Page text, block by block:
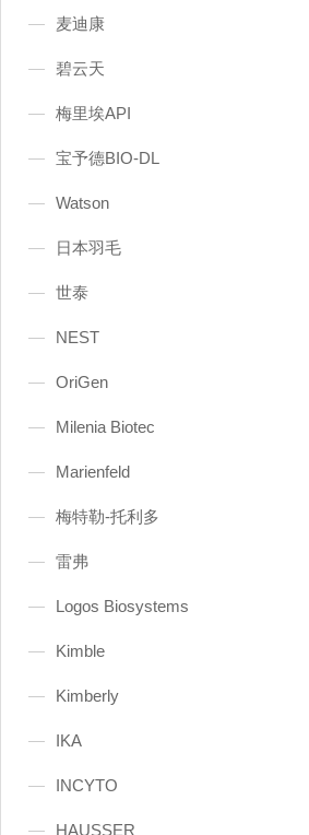
麦迪康
碧云天
梅里埃API
宝予德BIO-DL
Watson
日本羽毛
世泰
NEST
OriGen
Milenia Biotec
Marienfeld
梅特勒-托利多
雷弗
Logos Biosystems
Kimble
Kimberly
IKA
INCYTO
HAUSSER